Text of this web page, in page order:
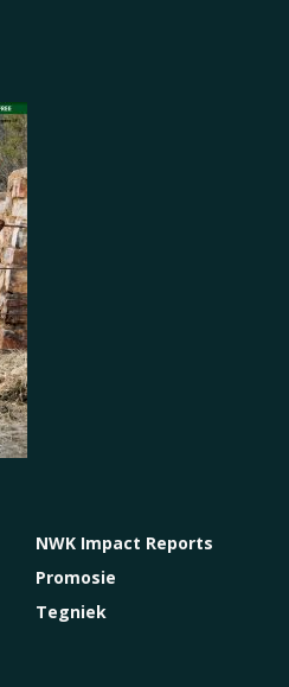
NWK Impact Reports
Promosie
Tegniek